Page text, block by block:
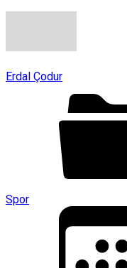
Erdal Çodur
Spor